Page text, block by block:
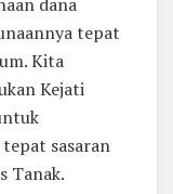
tepat
Kita
Kejati
sasaran
Tanak.